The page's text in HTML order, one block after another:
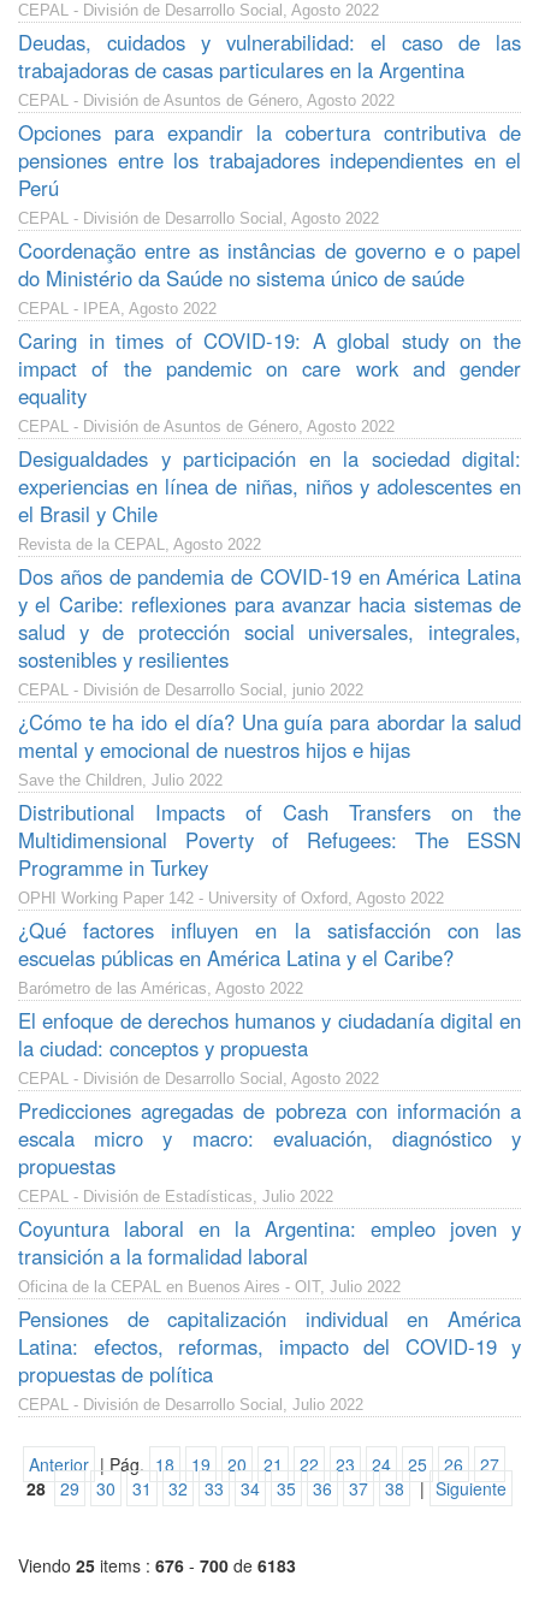
CEPAL - División de Desarrollo Social, Agosto 2022
Deudas, cuidados y vulnerabilidad: el caso de las
trabajadoras de casas particulares en la Argentina
CEPAL - División de Asuntos de Género, Agosto 2022
Opciones para expandir la cobertura contributiva de
pensiones entre los trabajadores independientes en el
Perú
CEPAL - División de Desarrollo Social, Agosto 2022
Coordenação entre as instâncias de governo e o papel
do Ministério da Saúde no sistema único de saúde
CEPAL - IPEA, Agosto 2022
Caring in times of COVID-19: A global study on the
impact of the pandemic on care work and gender
equality
CEPAL - División de Asuntos de Género, Agosto 2022
Desigualdades y participación en la sociedad digital:
experiencias en línea de niñas, niños y adolescentes en
el Brasil y Chile
Revista de la CEPAL, Agosto 2022
Dos años de pandemia de COVID-19 en América Latina
y el Caribe: reflexiones para avanzar hacia sistemas de
salud y de protección social universales, integrales,
sostenibles y resilientes
CEPAL - División de Desarrollo Social, junio 2022
¿Cómo te ha ido el día? Una guía para abordar la salud
mental y emocional de nuestros hijos e hijas
Save the Children, Julio 2022
Distributional Impacts of Cash Transfers on the
Multidimensional Poverty of Refugees: The ESSN
Programme in Turkey
OPHI Working Paper 142 - University of Oxford, Agosto 2022
¿Qué factores influyen en la satisfacción con las
escuelas públicas en América Latina y el Caribe?
Barómetro de las Américas, Agosto 2022
El enfoque de derechos humanos y ciudadanía digital en
la ciudad: conceptos y propuesta
CEPAL - División de Desarrollo Social, Agosto 2022
Predicciones agregadas de pobreza con información a
escala micro y macro: evaluación, diagnóstico y
propuestas
CEPAL - División de Estadísticas, Julio 2022
Coyuntura laboral en la Argentina: empleo joven y
transición a la formalidad laboral
Oficina de la CEPAL en Buenos Aires - OIT, Julio 2022
Pensiones de capitalización individual en América
Latina: efectos, reformas, impacto del COVID-19 y
propuestas de política
CEPAL - División de Desarrollo Social, Julio 2022
Anterior | Pág. 18 19 20 21 22 23 24 25 26
27
28 29 30 31 32 33 34 35 36 37 38 | Siguiente
Viendo 25 items : 676 - 700 de 6183